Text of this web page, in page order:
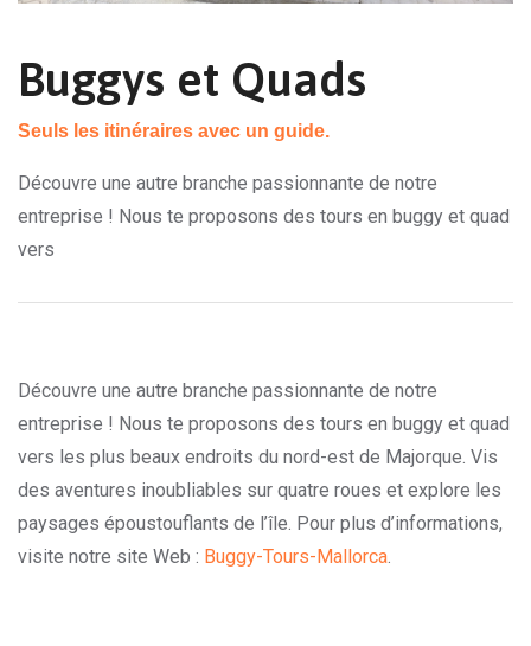
Buggys et Quads
Seuls les itinéraires avec un guide.
Découvre une autre branche passionnante de notre
entreprise ! Nous te proposons des tours en buggy et quad
vers
Découvre une autre branche passionnante de notre
entreprise ! Nous te proposons des tours en buggy et quad
vers les plus beaux endroits du nord-est de Majorque. Vis
des aventures inoubliables sur quatre roues et explore les
paysages époustouflants de l’île. Pour plus d’informations,
visite notre site Web : Buggy-Tours-Mallorca